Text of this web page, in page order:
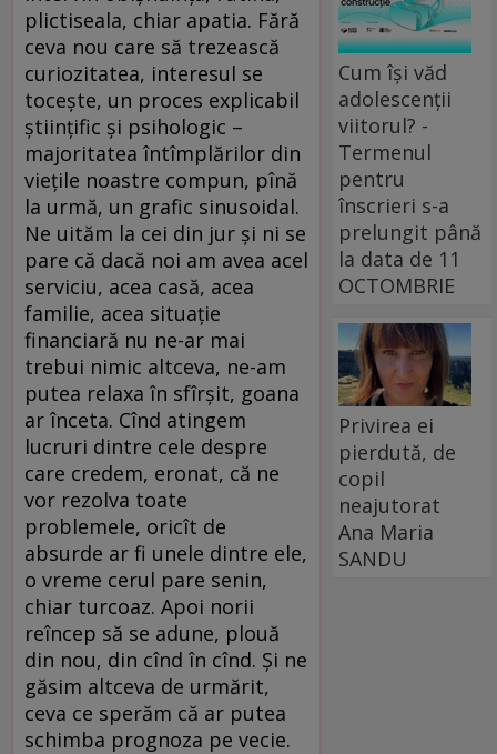
plictiseala, chiar apatia. Fără
ceva nou care să trezească
curiozitatea, interesul se
tocește, un proces explicabil
științific și psihologic –
majoritatea întîmplărilor din
viețile noastre compun, pînă
la urmă, un grafic sinusoidal.
Ne uităm la cei din jur și ni se
pare că dacă noi am avea acel
serviciu, acea casă, acea
familie, acea situație
financiară nu ne-ar mai
trebui nimic altceva, ne-am
putea relaxa în sfîrșit, goana
ar înceta. Cînd atingem
lucruri dintre cele despre
care credem, eronat, că ne
vor rezolva toate
problemele, oricît de
absurde ar fi unele dintre ele,
o vreme cerul pare senin,
chiar turcoaz. Apoi norii
reîncep să se adune, plouă
din nou, din cînd în cînd. Și ne
găsim altceva de urmărit,
ceva ce sperăm că ar putea
schimba prognoza pe vecie.
Cum își văd
adolescenții
viitorul? -
Termenul
pentru
înscrieri s-a
prelungit până
la data de 11
OCTOMBRIE
Privirea ei
pierdută, de
copil
neajutorat
Ana Maria
SANDU